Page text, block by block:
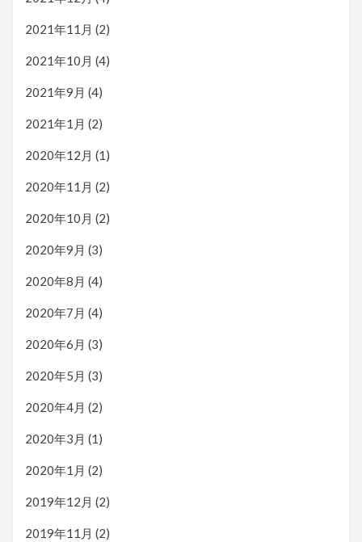
2021年11月 (2)
2021年10月 (4)
2021年9月 (4)
2021年1月 (2)
2020年12月 (1)
2020年11月 (2)
2020年10月 (2)
2020年9月 (3)
2020年8月 (4)
2020年7月 (4)
2020年6月 (3)
2020年5月 (3)
2020年4月 (2)
2020年3月 (1)
2020年1月 (2)
2019年12月 (2)
2019年11月 (2)